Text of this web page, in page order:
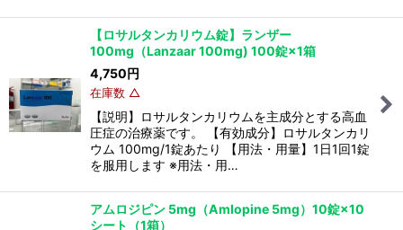
【ロサルタンカリウム錠】ランザー
100mg（Lanzaar 100mg) 100錠×1箱
4,750円
在庫数 △
【説明】ロサルタンカリウムを主成分とする高血
圧症の治療薬です。 【有効成分】ロサルタンカリ
ウム 100mg/1錠あたり 【用法・用量】1日1回1錠
を服用します ※用法・用…
アムロジピン 5mg（Amlopine 5mg）10錠×10
シート（1箱）